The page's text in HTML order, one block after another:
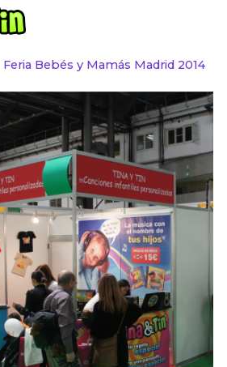
Feria Bebés y Mamás Madrid 2014